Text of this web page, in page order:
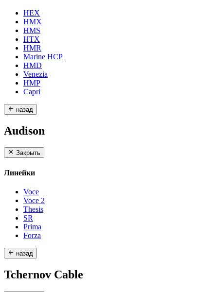
HEX
HMX
HMS
HTX
HMR
Marine HCP
HMD
Venezia
HMP
Capri
назад
Audison
Закрыть
Линейки
Voce
Voce 2
Thesis
SR
Prima
Forza
назад
Tchernov Cable